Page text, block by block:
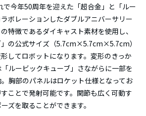
で今年50周年を迎えた「超合金」と「ルー
ボレーションしたダブルアニバーサリー
特徴であるダイキャスト素材を使用し、
」の公式サイズ（5.7cm×5.7cm×5.7cm）
してロボットになります。変形のきっか
ルービックキューブ」さながらに一部を
胸部のパネルはロケット仕様となってお
ことで発射可能です。関節も広く可動す
ズを取ることができます。